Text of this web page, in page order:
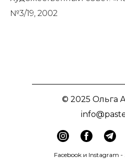
№3/19, 2002
© 2025 Ольга
Facebook и Instagram